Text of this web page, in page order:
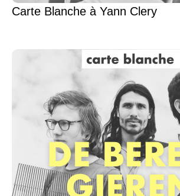
Carte Blanche à Yann Clery